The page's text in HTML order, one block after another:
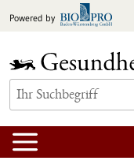
Inhalt
Powered by